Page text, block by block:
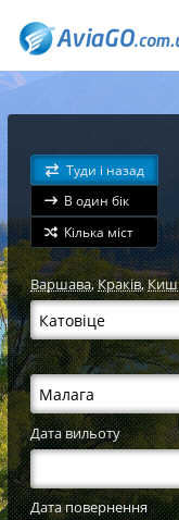
Туди і назад
В один бік
Кілька міст
Варшава,Краків,
Дата вильоту
Дата повернення